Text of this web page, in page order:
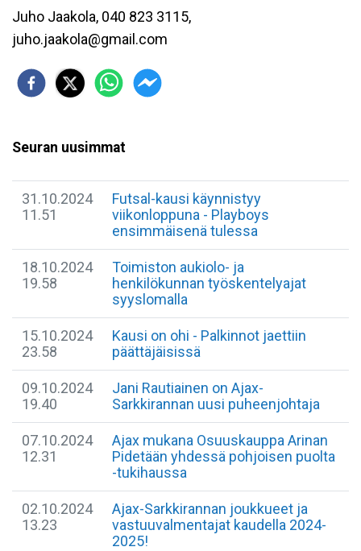
Juho Jaakola, 040 823 3115,
juho.jaakola@gmail.com
Seuran uusimmat
31.10.2024
11.51
Futsal-kausi käynnistyy
viikonloppuna - Playboys
ensimmäisenä tulessa
18.10.2024
19.58
Toimiston aukiolo- ja
henkilökunnan työskentelyajat
syyslomalla
15.10.2024
23.58
Kausi on ohi - Palkinnot jaettiin
päättäjäisissä
09.10.2024
19.40
Jani Rautiainen on Ajax-
Sarkkirannan uusi puheenjohtaja
07.10.2024
12.31
Ajax mukana Osuuskauppa Arinan
Pidetään yhdessä pohjoisen puolta
-tukihaussa
02.10.2024
13.23
Ajax-Sarkkirannan joukkueet ja
vastuuvalmentajat kaudella 2024-
2025!